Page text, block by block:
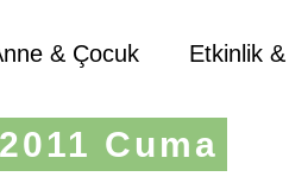
& Çocuk Etkinlik
Cuma